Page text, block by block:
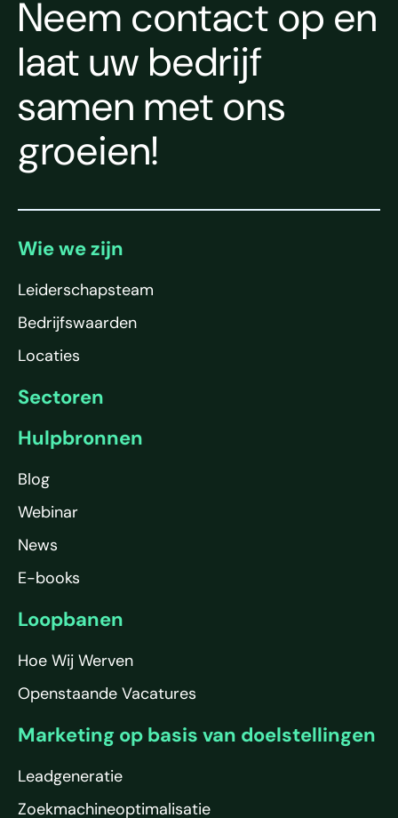
Neem contact op en
laat uw bedrijf
samen met ons
groeien!
Wie we zijn
Leiderschapsteam
Bedrijfswaarden
Locaties
Sectoren
Hulpbronnen
Blog
Webinar
News
E-books
Loopbanen
Hoe Wij Werven
Openstaande Vacatures
Marketing op basis van doelstellingen
Leadgeneratie
Zoekmachineoptimalisatie